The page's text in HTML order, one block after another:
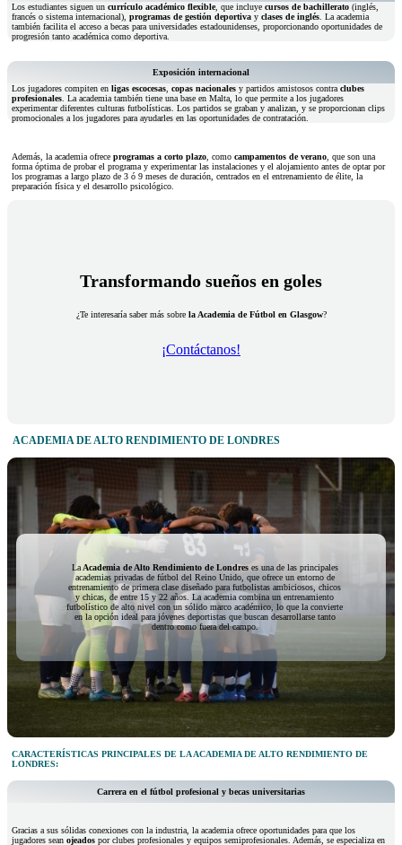
Los estudiantes siguen un currículo académico flexible, que incluye cursos de bachillerato (inglés,
francés o sistema internacional), programas de gestión deportiva y clases de inglés . La academia
también facilita el acceso a becas para universidades estadounidenses, proporcionando oportunidades de
progresión tanto académica como deportiva.
Exposición internacional
Los jugadores compiten en ligas escocesas copas nacionales y partidos amistosos contra clubes
profesionales . La academia también tiene una base en Malta, lo que permite a los jugadores
experimentar diferentes culturas futbolísticas. Los partidos se graban y analizan, y se proporcionan clips
promocionales a los jugadores para ayudarles en las oportunidades de contratación.
Además, la academia ofrece programas a corto plazo, como campamentos de verano, que son una
forma óptima de probar el programa y experimentar las instalaciones y el alojamiento antes de optar por
los programas a largo plazo de 3 ó 9 meses de duración, centrados en el entrenamiento de élite, la
preparación física y el desarrollo psicológico.
Transformando sueños en goles
¿Te interesaría saber más sobre la Academia de Fútbol en Glasgow?
¡Contáctanos!
ACADEMIA DE ALTO RENDIMIENTO DE LONDRES
LaAcademia de Alto Rendimiento de Londres es una de las principales
academias privadas de fútbol del Reino Unido, que ofrece un entorno de
entrenamiento de primera clase diseñado para futbolistas ambiciosos, chicos
y chicas, de entre 15 y 22 años. La academia combina un entrenamiento
futbolístico de alto nivel con un sólido marco académico, lo que la convierte
en la opción ideal para jóvenes deportistas que buscan desarrollarse tanto
dentro como fuera del campo.
CARACTERÍSTICAS PRINCIPALES DE LA ACADEMIA DE ALTO RENDIMIENTO DE
LONDRES:
Carrera en el fútbol profesional y becas universitarias
Gracias a sus sólidas conexiones con la industria, la academia ofrece oportunidades para que los
jugadores sean ojeados por clubes profesionales y equipos semiprofesionales. Además, se especializa en